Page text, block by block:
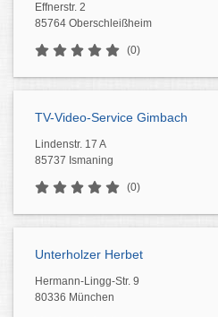
Effnerstr. 2
85764 Oberschleißheim
(0)
TV-Video-Service Gimbach
Lindenstr. 17 A
85737 Ismaning
(0)
Unterholzer Herbet
Hermann-Lingg-Str. 9
80336 München